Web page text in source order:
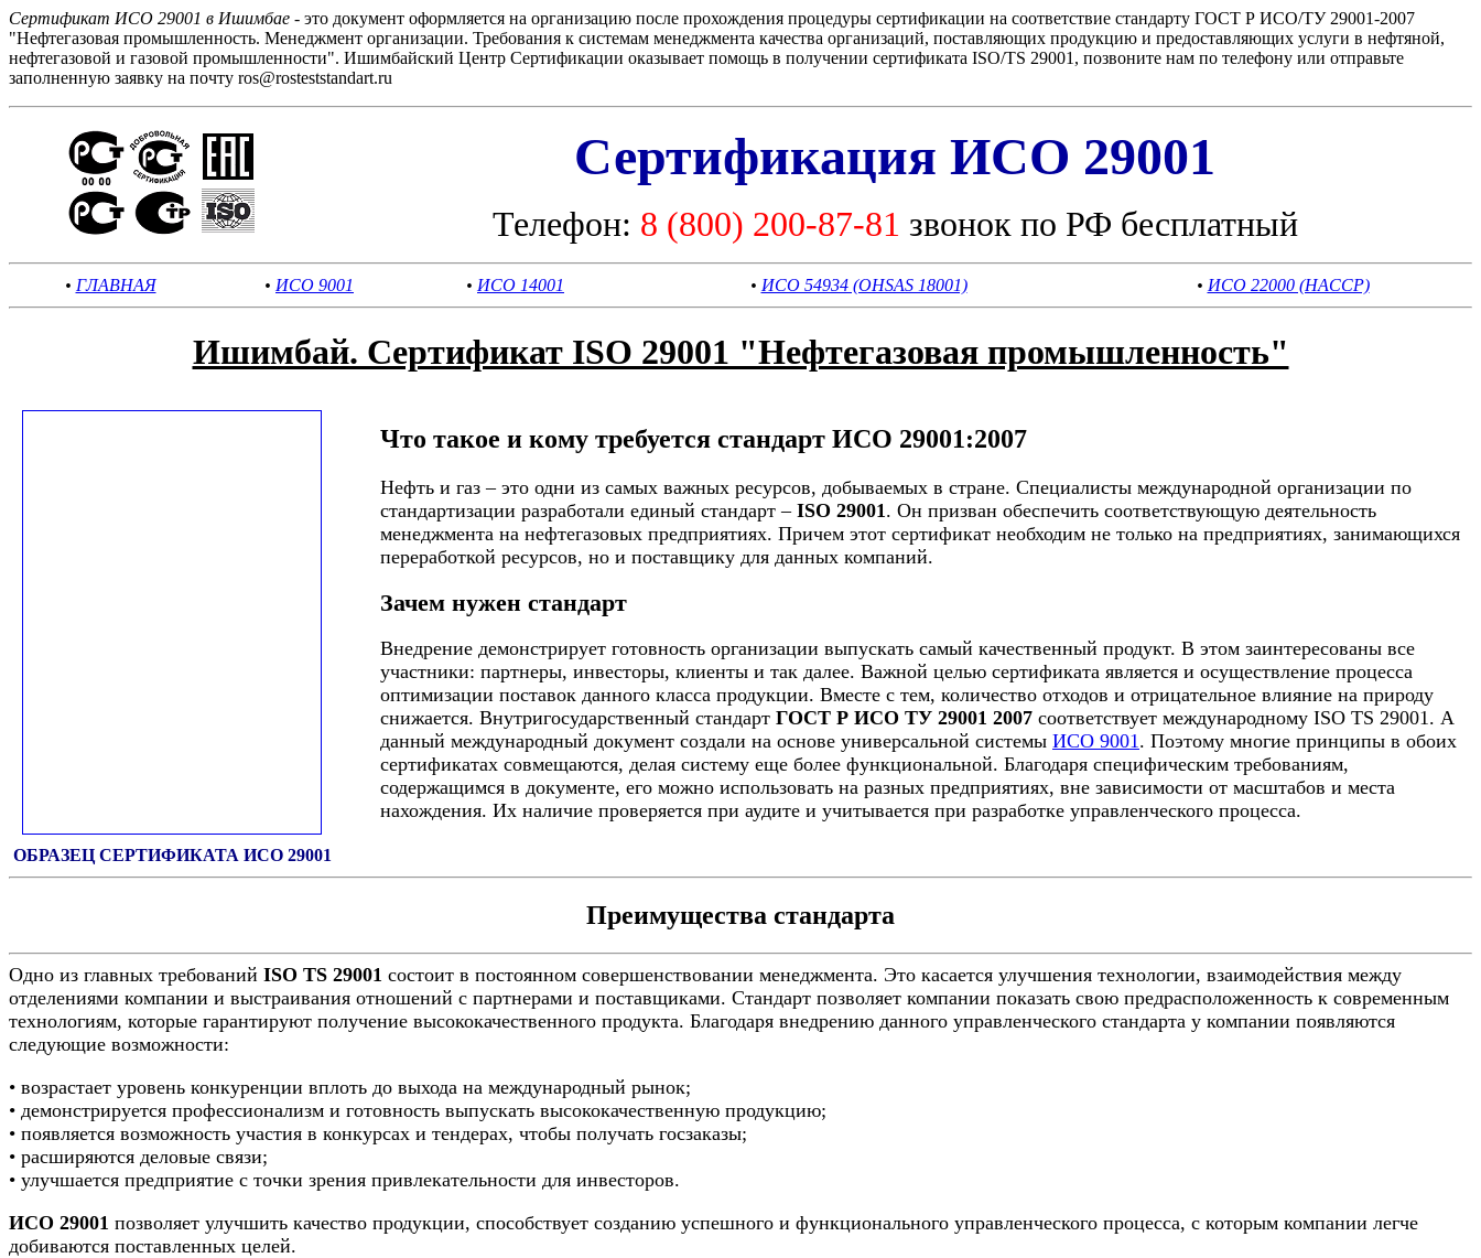
Сертификат ИСО 29001 в Ишимбае - это документ оформляется на организацию после прохождения процедуры сертификации на соответствие стандарту ГОСТ Р ИСО/ТУ 29001-2007
"Нефтегазовая промышленность. Менеджмент организации. Требования к системам менеджмента качества организаций, поставляющих продукцию и предоставляющих услуги в нефтяной,
нефтегазовой и газовой промышленности". Ишимбайский Центр Сертификации оказывает помощь в получении сертификата ISO/TS 29001, позвоните нам по телефону или отправьте
заполненную заявку на почту ros@rosteststandart.ru
Сертификация ИСО 29001
Телефон: 8 (800) 200-87-81 звонок по РФ бесплатный
• ГЛАВНАЯ • ИСО 9001 • ИСО 14001 • ИСО 54934 (OHSAS 18001) • ИСО 22000 (HACCP)
Ишимбай. Сертификат ISO 29001 "Нефтегазовая промышленность"
ОБРАЗЕЦ СЕРТИФИКАТА ИСО 29001
Что такое и кому требуется стандарт ИСО 29001:2007
Нефть и газ – это одни из самых важных ресурсов, добываемых в стране. Специалисты международной организации по
стандартизации разработали единый стандарт – ISO 29001 . Он призван обеспечить соответствующую деятельность
менеджмента на нефтегазовых предприятиях. Причем этот сертификат необходим не только на предприятиях, занимающихся
переработкой ресурсов, но и поставщику для данных компаний.
Зачем нужен стандарт
Внедрение демонстрирует готовность организации выпускать самый качественный продукт. В этом заинтересованы все
участники: партнеры, инвесторы, клиенты и так далее. Важной целью сертификата является и осуществление процесса
оптимизации поставок данного класса продукции. Вместе с тем, количество отходов и отрицательное влияние на природу
снижается. Внутригосударственный стандарт ГОСТ Р ИСО ТУ 29001 2007 соответствует международному ISO TS 29001. А
данный международный документ создали на основе универсальной системы ИСО 9001. Поэтому многие принципы в обоих
сертификатах совмещаются, делая систему еще более функциональной. Благодаря специфическим требованиям,
содержащимся в документе, его можно использовать на разных предприятиях, вне зависимости от масштабов и места
нахождения. Их наличие проверяется при аудите и учитывается при разработке управленческого процесса.
Преимущества стандарта
Одно из главных требований ISO TS 29001 состоит в постоянном совершенствовании менеджмента. Это касается улучшения технологии, взаимодействия между
отделениями компании и выстраивания отношений с партнерами и поставщиками. Стандарт позволяет компании показать свою предрасположенность к современным
технологиям, которые гарантируют получение высококачественного продукта. Благодаря внедрению данного управленческого стандарта у компании появляются
следующие возможности:
• возрастает уровень конкуренции вплоть до выхода на международный рынок;
• демонстрируется профессионализм и готовность выпускать высококачественную продукцию;
• появляется возможность участия в конкурсах и тендерах, чтобы получать госзаказы;
• расширяются деловые связи;
• улучшается предприятие с точки зрения привлекательности для инвесторов.
ИСО 29001 позволяет улучшить качество продукции, способствует созданию успешного и функционального управленческого процесса, с которым компании легче
добиваются поставленных целей.